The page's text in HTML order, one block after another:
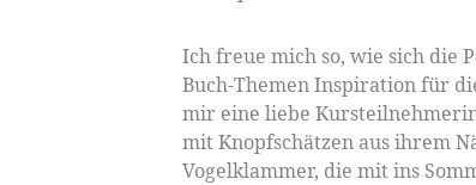
Ich freue mich so, wie sich die
Buch-Themen Inspiration für
mir eine liebe
mit Knopfschätzen aus ihrem
Vogelklammer, die mit ins